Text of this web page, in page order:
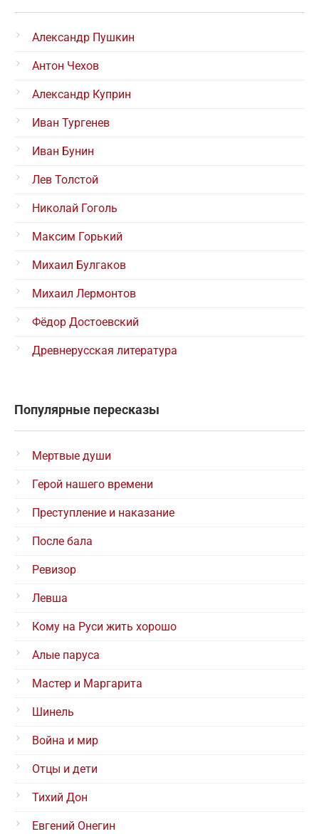
Александр Пушкин
Антон Чехов
Александр Куприн
Иван Тургенев
Иван Бунин
Лев Толстой
Николай Гоголь
Максим Горький
Михаил Булгаков
Михаил Лермонтов
Фёдор Достоевский
Древнерусская литература
Популярные пересказы
Мертвые души
Герой нашего времени
Преступление и наказание
После бала
Ревизор
Левша
Кому на Руси жить хорошо
Алые паруса
Мастер и Маргарита
Шинель
Война и мир
Отцы и дети
Тихий Дон
Евгений Онегин